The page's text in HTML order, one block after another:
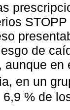
de
aunque
en un
6,9 % de